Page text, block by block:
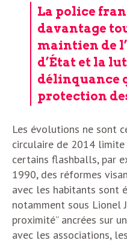
La police
davantage
maintien de
d’État et la
délinquance
protection
Les évolutions ne sont
circulaire de 2014 limite
certains flashballs, par
1990, des réformes
avec les habitants sont
notamment sous Lionel
proximité” ancrées sur
avec les associations,